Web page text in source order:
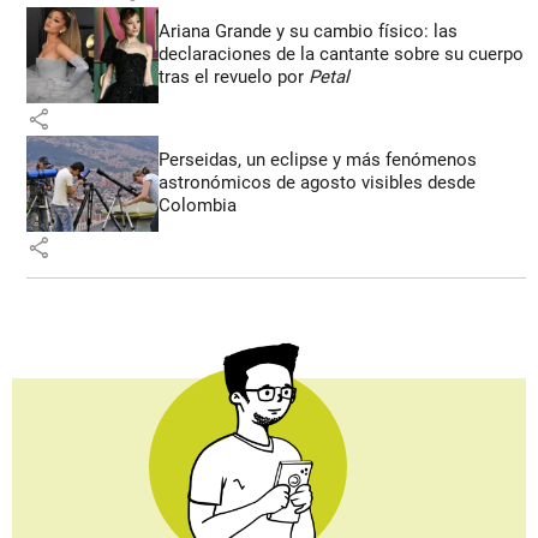
Ariana Grande y su cambio físico: las
declaraciones de la cantante sobre su cuerpo
tras el revuelo por Petal
share
Perseidas, un eclipse y más fenómenos
astronómicos de agosto visibles desde
Colombia
share